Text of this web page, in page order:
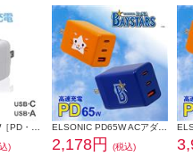
) 2,178円 (税込)